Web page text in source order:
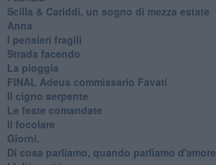
​Scilla & Cariddi, un sogno di mezza estate
Anna
I pensieri fragili
Strada facendo
La pioggia
FINAL Adeus commissario Favati
Il cigno serpente
Le feste comandate
Il focolare
Giorni.
Di cosa parliamo, quando parliamo d'amore